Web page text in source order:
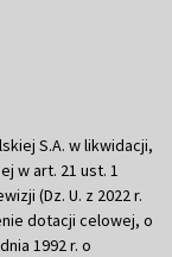
S.A. w likwidacji,
w art. 21 ust. 1
(Dz. U. z 2022 r.
dotacji celowej, o
1992 r. o